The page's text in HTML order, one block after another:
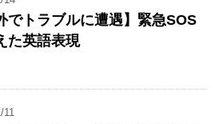
でトラブルに遭遇】緊急SOS
た英語表現
11